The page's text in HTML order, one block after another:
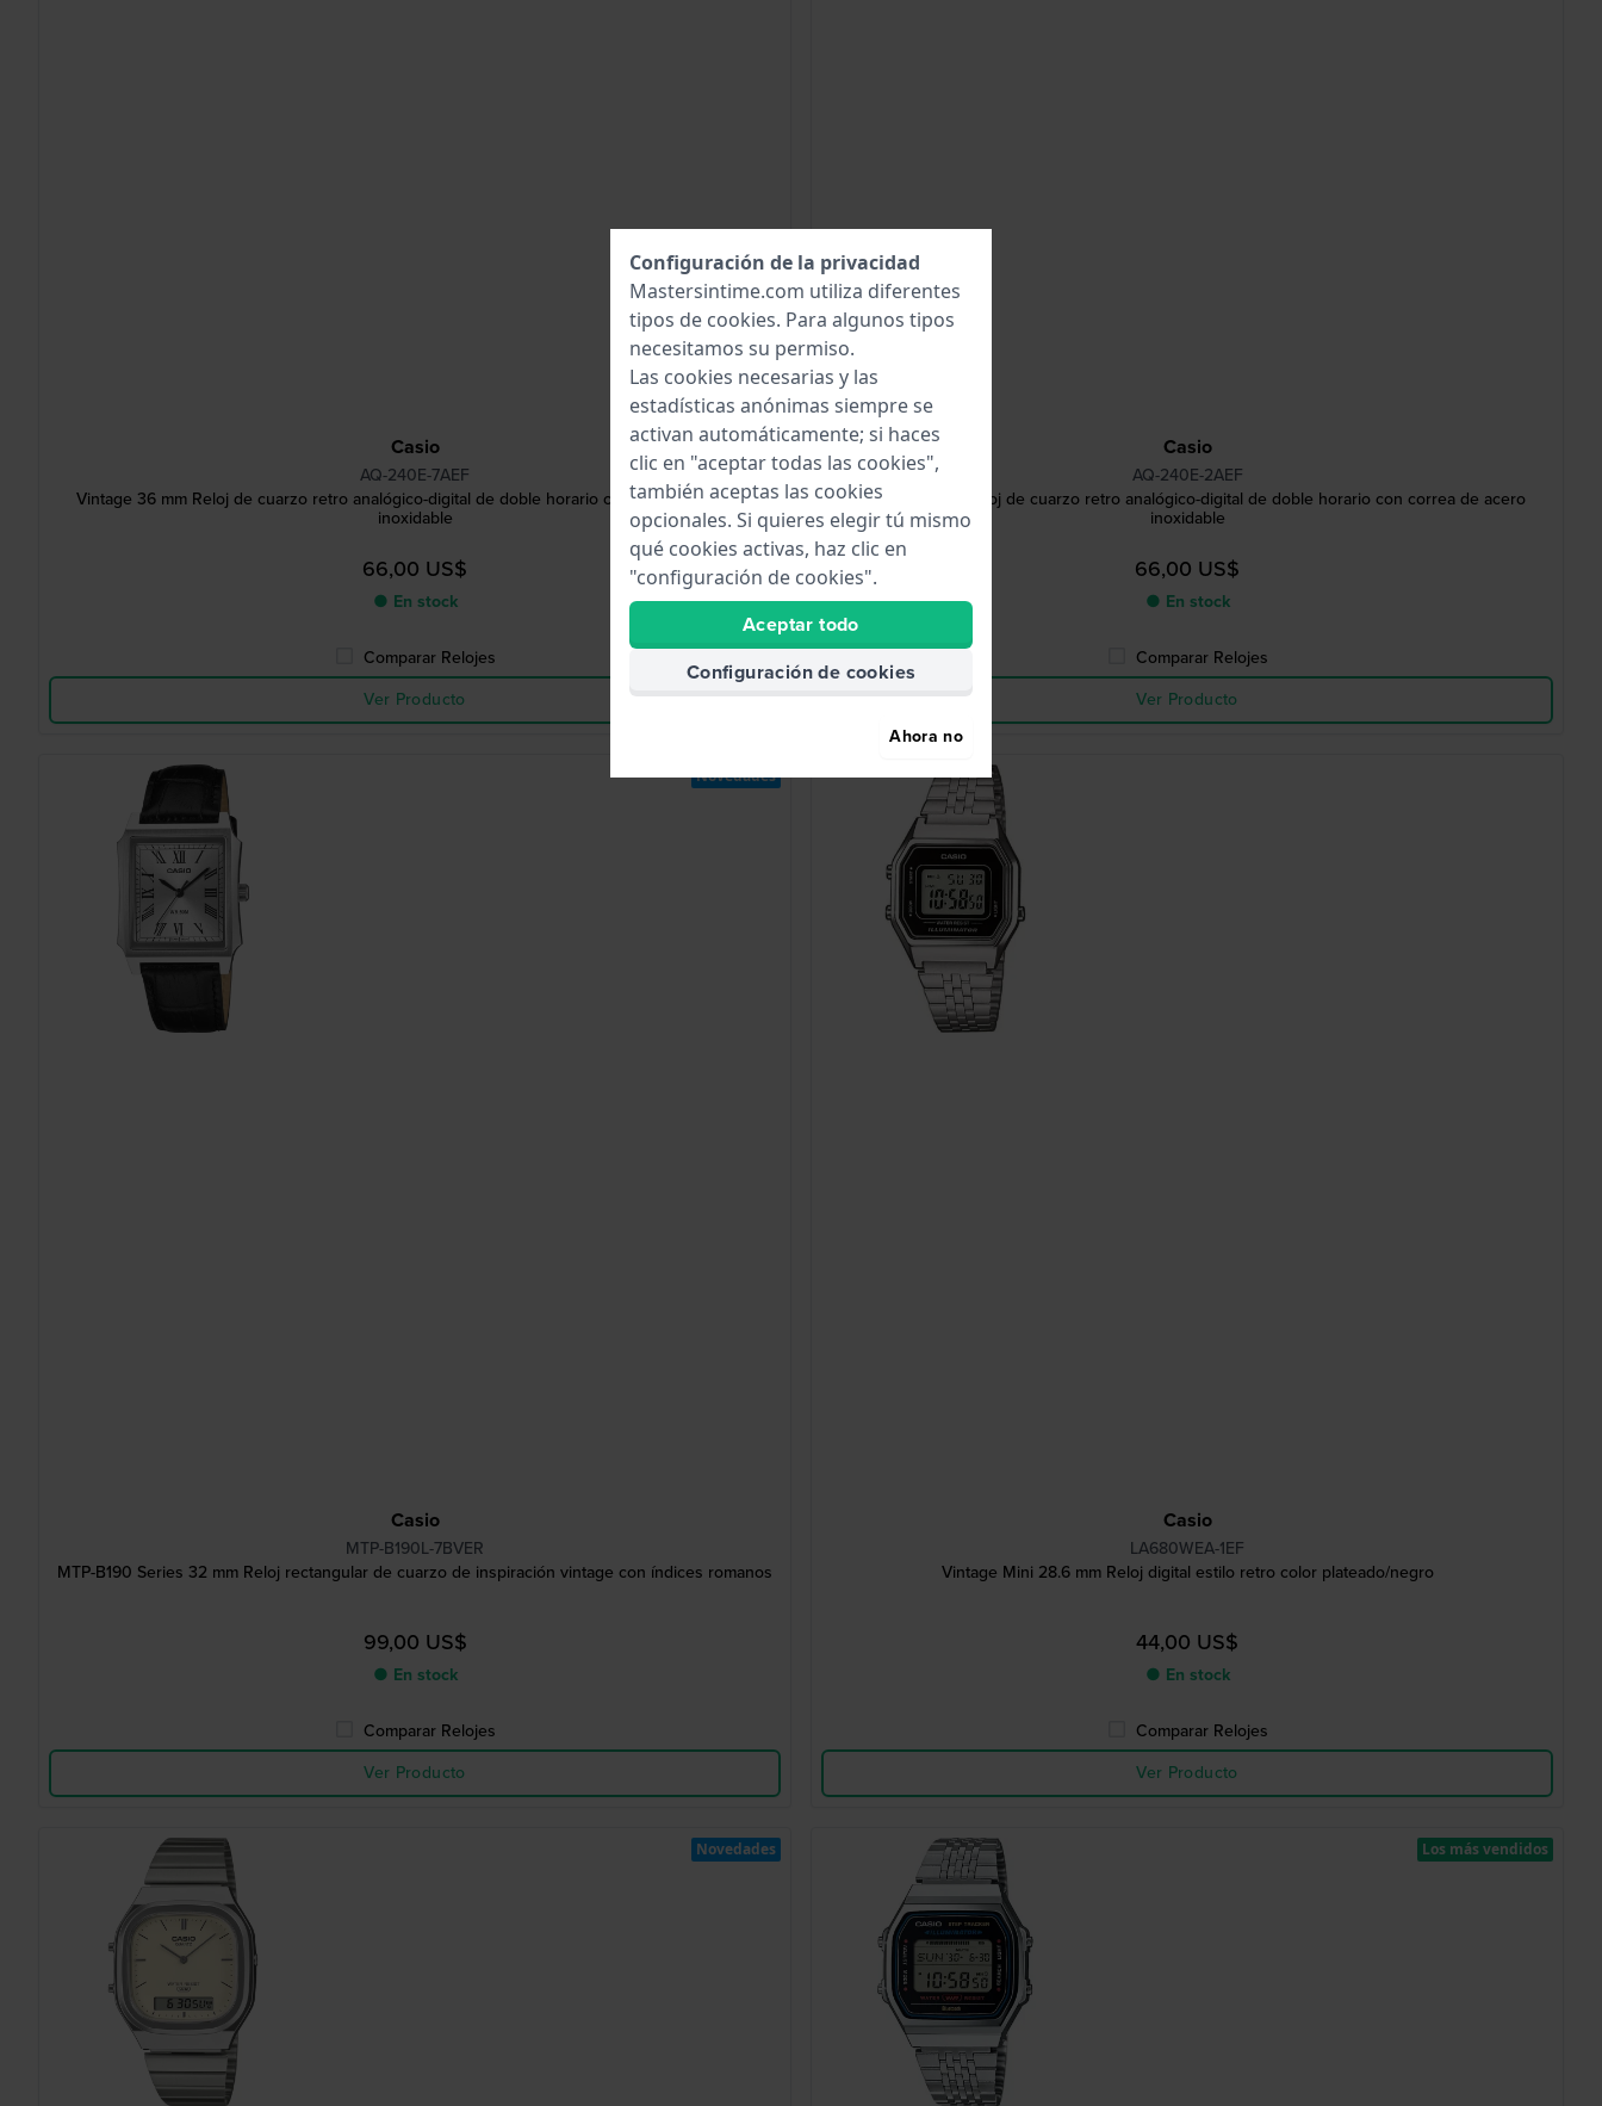
Casio
AQ-240E-7AEF
Vintage 36 mm Reloj de cuarzo retro analógico-digital de doble horario con correa de acero
inoxidable
66,00 US$
● En stock
Comparar Relojes
Ver Producto
Casio
AQ-240E-2AEF
Vintage 36 mm Reloj de cuarzo retro analógico-digital de doble horario con correa de acero
inoxidable
66,00 US$
● En stock
Comparar Relojes
Ver Producto
Casio
MTP-B190L-7BVER
MTP-B190 Series 32 mm Reloj rectangular de cuarzo de inspiración vintage con índices romanos
99,00 US$
● En stock
Comparar Relojes
Ver Producto
Novedades
Casio
LA680WEA-1EF
Vintage Mini 28.6 mm Reloj digital estilo retro color plateado/negro
44,00 US$
● En stock
Comparar Relojes
Ver Producto
Novedades Los más vendidos
Configuración de la privacidad
Mastersintime.com utiliza diferentes
tipos de cookies. Para algunos tipos
necesitamos su permiso.
Las cookies necesarias y las
estadísticas anónimas siempre se
activan automáticamente; si haces
clic en "aceptar todas las cookies",
también aceptas las cookies
opcionales. Si quieres elegir tú mismo
qué cookies activas, haz clic en
"configuración de cookies".
Aceptar todo
Configuración de cookies
Ahora no